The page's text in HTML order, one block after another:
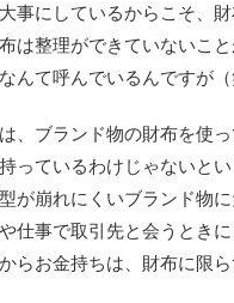
事にしているからこそ、
は整理ができていないこ
んて呼んでいるんですが（
は、ブランド物の財布を
っているわけじゃないと
が崩れにくいブランド物
仕事で取引先と会うとき
らお金持ちは、財布に限